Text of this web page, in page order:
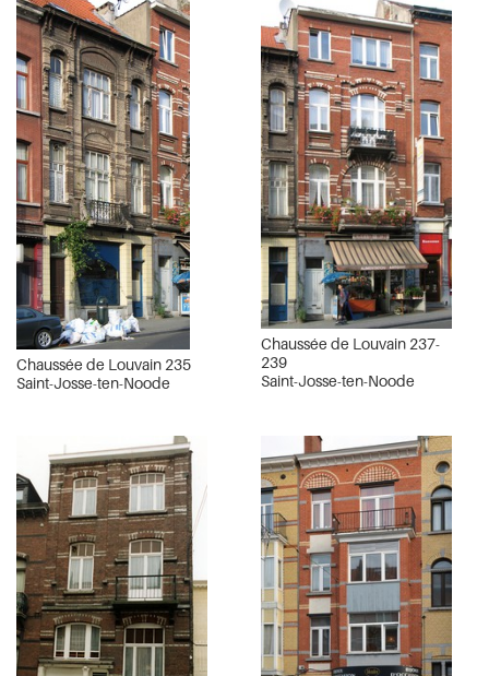
Chaussée de Louvain 235
Saint-Josse-ten-Noode
Chaussée de Louvain 237-
239
Saint-Josse-ten-Noode